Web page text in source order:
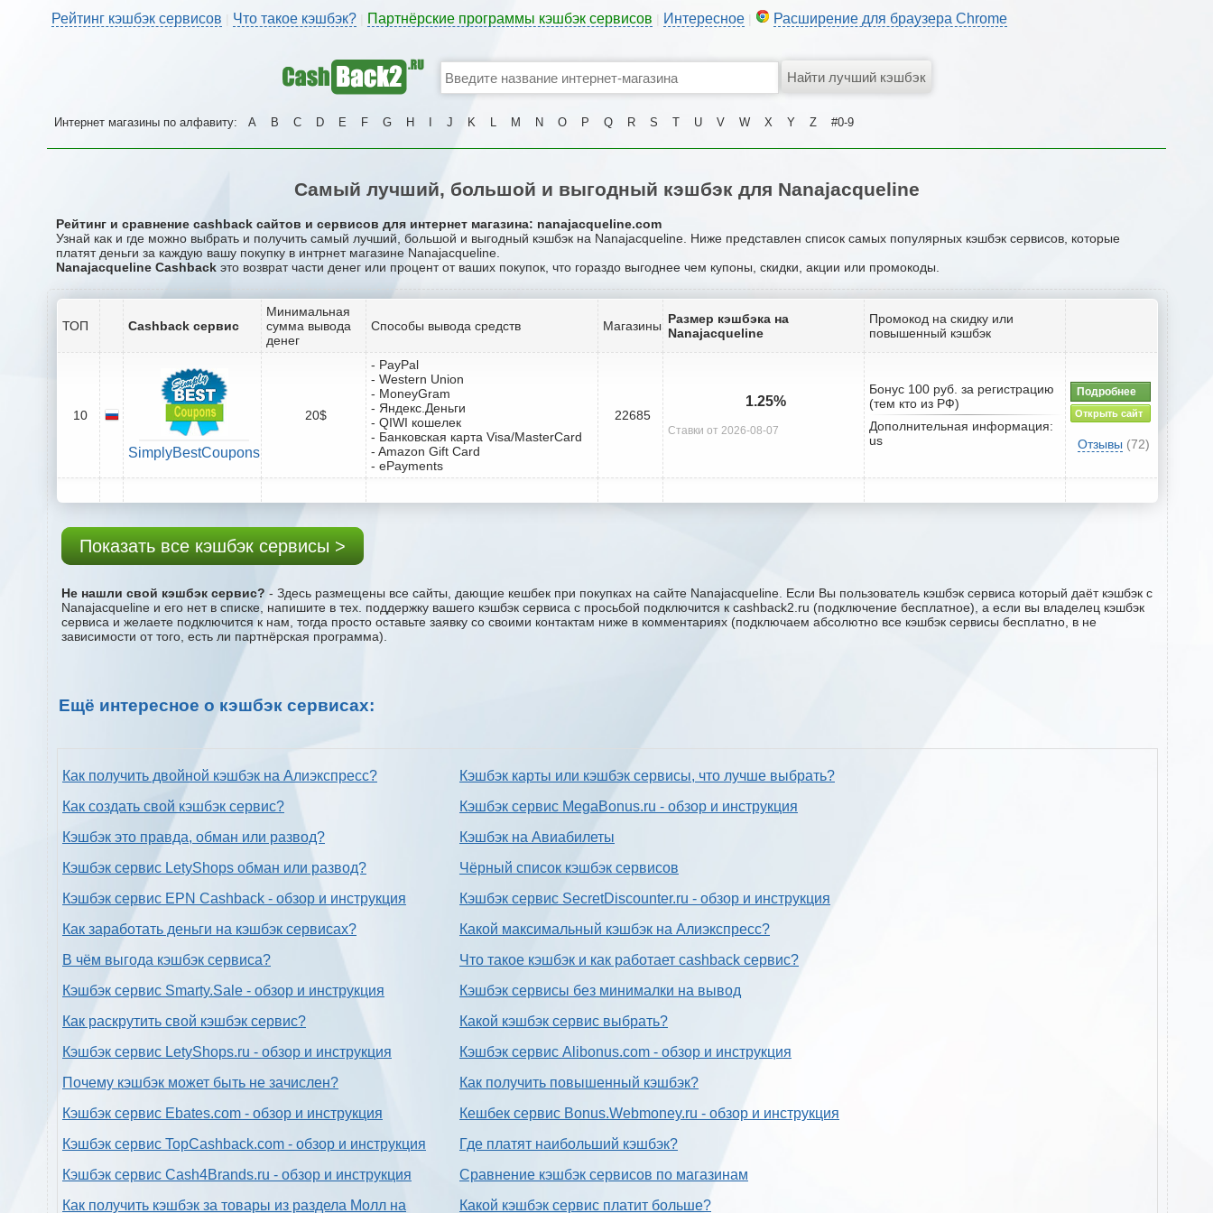
Рейтинг кэшбэк сервисов Что такое кэшбэк? Партнёрские программы кэшбэк сервисов Интересное Расширение для браузера Chrome
Интернет магазины по алфавиту: A B C D E F G H J K L M N O P Q R S T U V W X Y Z #0-9
Самый лучший, большой и выгодный кэшбэк для Nanajacqueline
Рейтинг и сравнение cashback сайтов и сервисов для интернет магазина: nanajacqueline.com
Узнай как и где можно выбрать и получить самый лучший, большой и выгодный кэшбэк на Nanajacqueline. Ниже представлен список самых популярных кэшбэк сервисов, которые
платят деньги за каждую вашу покупку в интрнет магазине Nanajacqueline.
Nanajacqueline Cashback это возврат части денег или процент от ваших покупок, что гораздо выгоднее чем купоны, скидки, акции или промокоды.
ТОП Cashback сервис
Минимальная
сумма вывода
денег
Способы вывода средств Магазины Размер кэшбэка на
Nanajacqueline
Промокод на скидку или
повышенный кэшбэк
10
SimplyBestCoupons
20$
- PayPal
- Western Union
- MoneyGram
- Яндекс.Деньги
- QIWI кошелек
- Банковская карта Visa/MasterCard
- Amazon Gift Card
- ePayments
22685
1.25%
Ставки от 2026-08-07
Бонус 100 руб. за регистрацию
(тем кто из РФ)
Дополнительная информация:
us
Подробнее
Открыть сайт
Отзывы (72)
Показать все кэшбэк сервисы >
Не нашли свой кэшбэк сервис? - Здесь размещены все сайты, дающие кешбек при покупках на сайте Nanajacqueline. Если Вы пользователь кэшбэк сервиса который даёт кэшбэк с
Nanajacqueline и его нет в списке, напишите в тех. поддержку вашего кэшбэк сервиса с проcьбой подключится к cashback2.ru (подключение бесплатное), а если вы владелец кэшбэк
сервиса и желаете подключится к нам, тогда просто оставьте заявку со своими контактам ниже в комментариях (подключаем абсолютно все кэшбэк сервисы бесплатно, в не
зависимости от того, есть ли партнёрская программа).
Ещё интересное о кэшбэк сервисах:
Как получить двойной кэшбэк на Алиэкспресс?
Как создать свой кэшбэк сервис?
Кэшбэк это правда, обман или развод?
Кэшбэк сервис LetyShops обман или развод?
Кэшбэк сервис EPN Cashback - обзор и инструкция
Как заработать деньги на кэшбэк сервисах?
В чём выгода кэшбэк сервиса?
Кэшбэк сервис Smarty.Sale - обзор и инструкция
Как раскрутить свой кэшбэк сервис?
Кэшбэк сервис LetyShops.ru - обзор и инструкция
Почему кэшбэк может быть не зачислен?
Кэшбэк сервис Ebates.com - обзор и инструкция
Кэшбэк сервис TopCashback.com - обзор и инструкция
Кэшбэк сервис Cash4Brands.ru - обзор и инструкция
Как получить кэшбэк за товары из раздела Молл на
Кэшбэк карты или кэшбэк сервисы, что лучше выбрать?
Кэшбэк сервис MegaBonus.ru - обзор и инструкция
Кэшбэк на Авиабилеты
Чёрный список кэшбэк сервисов
Кэшбэк сервис SecretDiscounter.ru - обзор и инструкция
Какой максимальный кэшбэк на Алиэкспресс?
Что такое кэшбэк и как работает cashback сервис?
Кэшбэк сервисы без минималки на вывод
Какой кэшбэк сервис выбрать?
Кэшбэк сервис Alibonus.com - обзор и инструкция
Как получить повышенный кэшбэк?
Кешбек сервис Bonus.Webmoney.ru - обзор и инструкция
Где платят наибольший кэшбэк?
Сравнение кэшбэк сервисов по магазинам
Какой кэшбэк сервис платит больше?